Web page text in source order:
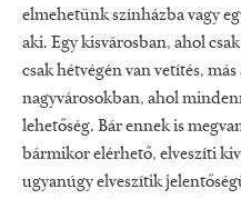
elmehetünk színházba vagy
aki. Egy kisvárosban, ahol
csak hétvégén van vetítés,
nagyvárosokban, ahol
lehetőség. Bár ennek is
bármikor elérhető, elveszíti
ugyanúgy elveszítik